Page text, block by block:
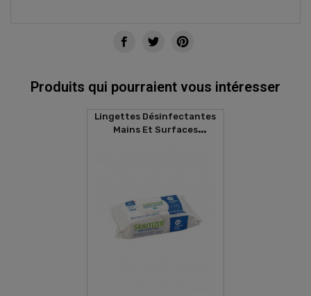
Produits qui pourraient vous intéresser
Lingettes Désinfectantes
Mains Et Surfaces